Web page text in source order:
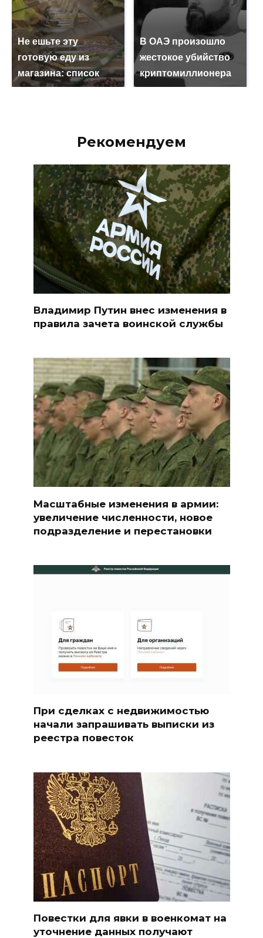
Не ешьте эту
готовую еду из
магазина: список
В ОАЭ произошло
жестокое убийство
криптомиллионера
Рекомендуем
Владимир Путин внес изменения в
правила зачета воинской службы
Масштабные изменения в армии:
увеличение численности, новое
подразделение и перестановки
При сделках с недвижимостью
начали запрашивать выписки из
реестра повесток
Повестки для явки в военкомат на
уточнение данных получают